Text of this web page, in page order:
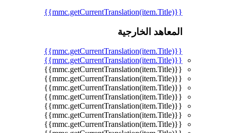
{{mmc.getCurrentTranslation(item.Title)}}
المعاهد الخارجية
{{mmc.getCurrentTranslation(item.Title)}}
{{mmc.getCurrentTranslation(item.Title)}}
{{mmc.getCurrentTranslation(item.Title)}}
{{mmc.getCurrentTranslation(item.Title)}}
{{mmc.getCurrentTranslation(item.Title)}}
{{mmc.getCurrentTranslation(item.Title)}}
{{mmc.getCurrentTranslation(item.Title)}}
{{mmc.getCurrentTranslation(item.Title)}}
{{mmc.getCurrentTranslation(item.Title)}}